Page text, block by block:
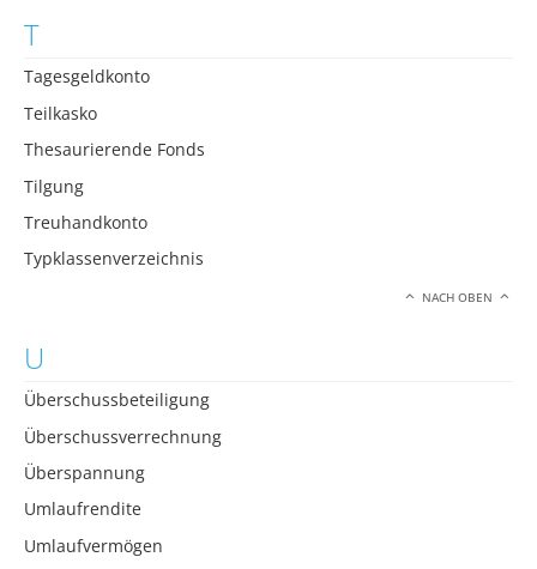
T
Tagesgeldkonto
Teilkasko
Thesaurierende Fonds
Tilgung
Treuhandkonto
Typklassenverzeichnis
NACH OBEN
U
Überschussbeteiligung
Überschussverrechnung
Überspannung
Umlaufrendite
Umlaufvermögen